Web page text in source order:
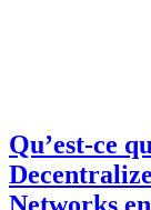
Qu’est-ce